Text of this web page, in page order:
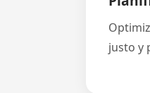
justo y